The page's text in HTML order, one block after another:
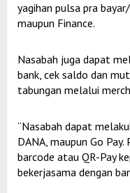
yagihan pulsa pra
maupun Finance.
Nasabah juga dapat
bank, cek saldo dan
tabungan melalui
“Nasabah dapat
DANA, maupun Go
barcode atau QR-Pay
bekerjasama dengan